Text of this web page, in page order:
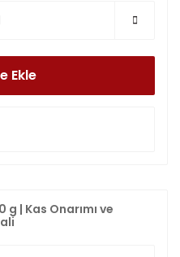
| Kas Onarımı ve
Ekle